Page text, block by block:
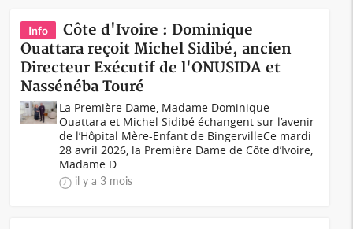
Info
Côte d'Ivoire : Dominique
Ouattara reçoit Michel Sidibé, ancien
Directeur Exécutif de l'ONUSIDA et
Nassénéba Touré
La Première Dame, Madame Dominique
Ouattara et Michel Sidibé échangent sur l’avenir
de l’Hôpital Mère-Enfant de BingervilleCe mardi
28 avril 2026, la Première Dame de Côte d’Ivoire,
Madame D...
il y a 3 mois